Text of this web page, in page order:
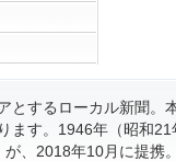
とするローカル新聞。
す。1946年（昭和21
、2018年10月に提携